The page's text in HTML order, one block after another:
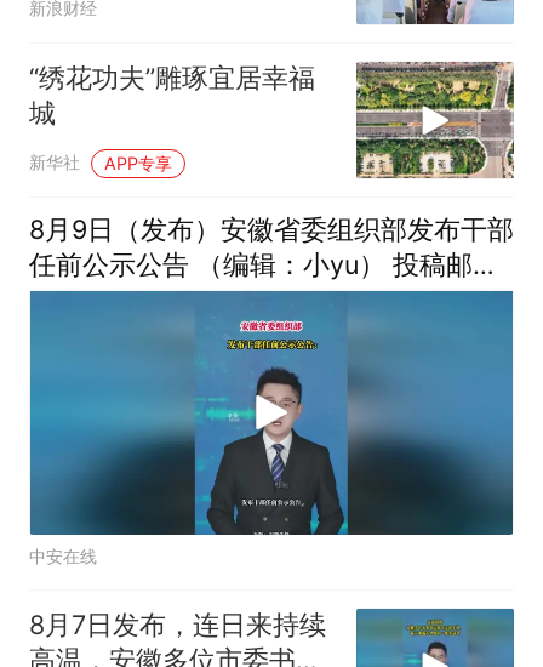
新浪财经
“绣花功夫”雕琢宜居幸福
城
新华社 APP专享
8月9日（发布）安徽省委组织部发布干部
任前公示公告 （编辑：小yu） 投稿邮
箱：3882124142
中安在线
8月7日发布，连日来持续
高温，安徽多位市委书记